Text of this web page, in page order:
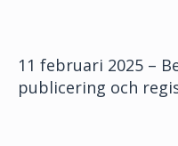
11 februari 2025 –
publicering och